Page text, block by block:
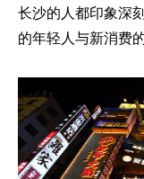
长沙的人都印象深
的年轻人与新消费的